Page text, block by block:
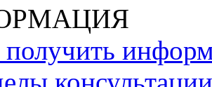
получить